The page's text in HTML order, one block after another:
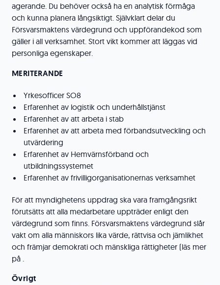
agerande. Du behöver också ha en analytisk förmåga
och kunna planera långsiktigt. Självklart delar du
Försvarsmaktens värdegrund och uppförandekod som
gäller i all verksamhet. Stort vikt kommer att läggas vid
personliga egenskaper.
MERITERANDE
Yrkesofficer SO8
Erfarenhet av logistik och underhållstjänst
Erfarenhet av att arbeta i stab
Erfarenhet av att arbeta med förbandsutveckling och
utvärdering
Erfarenhet av Hemvärnsförband och
utbildningssystemet
Erfarenhet av frivilligorganisationernas verksamhet
För att myndighetens uppdrag ska vara framgångsrikt
förutsätts att alla medarbetare uppträder enligt den
värdegrund som finns. Försvarsmaktens värdegrund slår
vakt om alla människors lika värde, rättvisa och jämlikhet
och främjar demokrati och mänskliga rättigheter (läs mer
på .
Övrigt